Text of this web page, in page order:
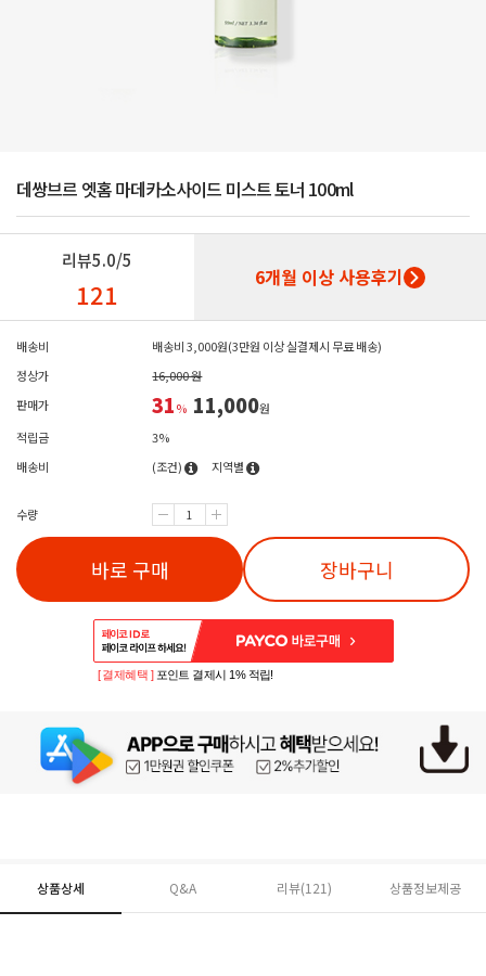
데쌍브르 엣홈 마데카소사이드 미스트 토너 100ml
리뷰5.0/5
121 6개월 이상 사용후기
배송비
배송비 3,000원(3만원 이상 실결제시 무료 배송)
정상가
16,000 원
판매가
31% 11,000원
적립금
3%
배송비
(조건) 지역별
수량
바로 구매 장바구니
[ 결제혜택 ] 포인트 결제시 1% 적립!
상품상세 Q&A 리뷰(121) 상품정보제공